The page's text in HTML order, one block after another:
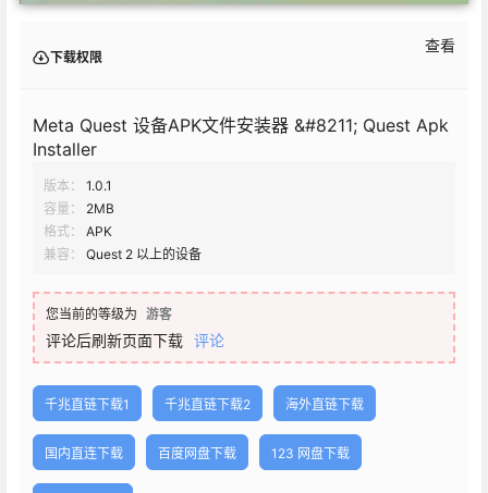
下载权限
查看
Meta Quest 设备APK文件安装器 &#8211; Quest Apk
Installer
版本：
1.0.1
容量：
2MB
格式：
APK
兼容：
Quest 2 以上的设备
您当前的等级为 游客
评论后刷新页面下载 评论
千兆直链下载1 千兆直链下载2 海外直链下载
国内直连下载 百度网盘下载 123 网盘下载